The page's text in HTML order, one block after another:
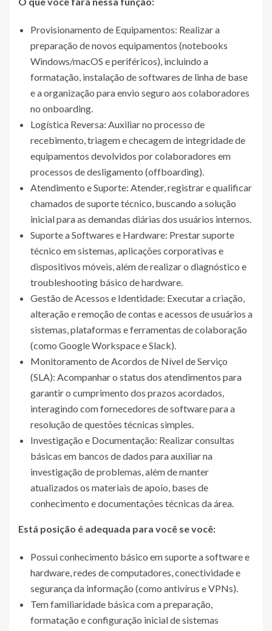
Provisionamento de Equipamentos: Realizar a
preparação de novos equipamentos (notebooks
Windows/macOS e periféricos), incluindo a
formatação, instalação de softwares de linha de base
e a organização para envio seguro aos colaboradores
no onboarding.
Logística Reversa: Auxiliar no processo de
recebimento, triagem e checagem de integridade de
equipamentos devolvidos por colaboradores em
processos de desligamento (offboarding).
Atendimento e Suporte: Atender, registrar e qualificar
chamados de suporte técnico, buscando a solução
inicial para as demandas diárias dos usuários internos.
Suporte a Softwares e Hardware: Prestar suporte
técnico em sistemas, aplicações corporativas e
dispositivos móveis, além de realizar o diagnóstico e
troubleshooting básico de hardware.
Gestão de Acessos e Identidade: Executar a criação,
alteração e remoção de contas e acessos de usuários a
sistemas, plataformas e ferramentas de colaboração
(como Google Workspace e Slack).
Monitoramento de Acordos de Nível de Serviço
(SLA): Acompanhar o status dos atendimentos para
garantir o cumprimento dos prazos acordados,
interagindo com fornecedores de software para a
resolução de questões técnicas simples.
Investigação e Documentação: Realizar consultas
básicas em bancos de dados para auxiliar na
investigação de problemas, além de manter
atualizados os materiais de apoio, bases de
conhecimento e documentações técnicas da área.
Está posição é adequada para você se você:
Possui conhecimento básico em suporte a software e
hardware, redes de computadores, conectividade e
segurança da informação (como antivírus e VPNs).
Tem familiaridade básica com a preparação,
formatação e configuração inicial de sistemas